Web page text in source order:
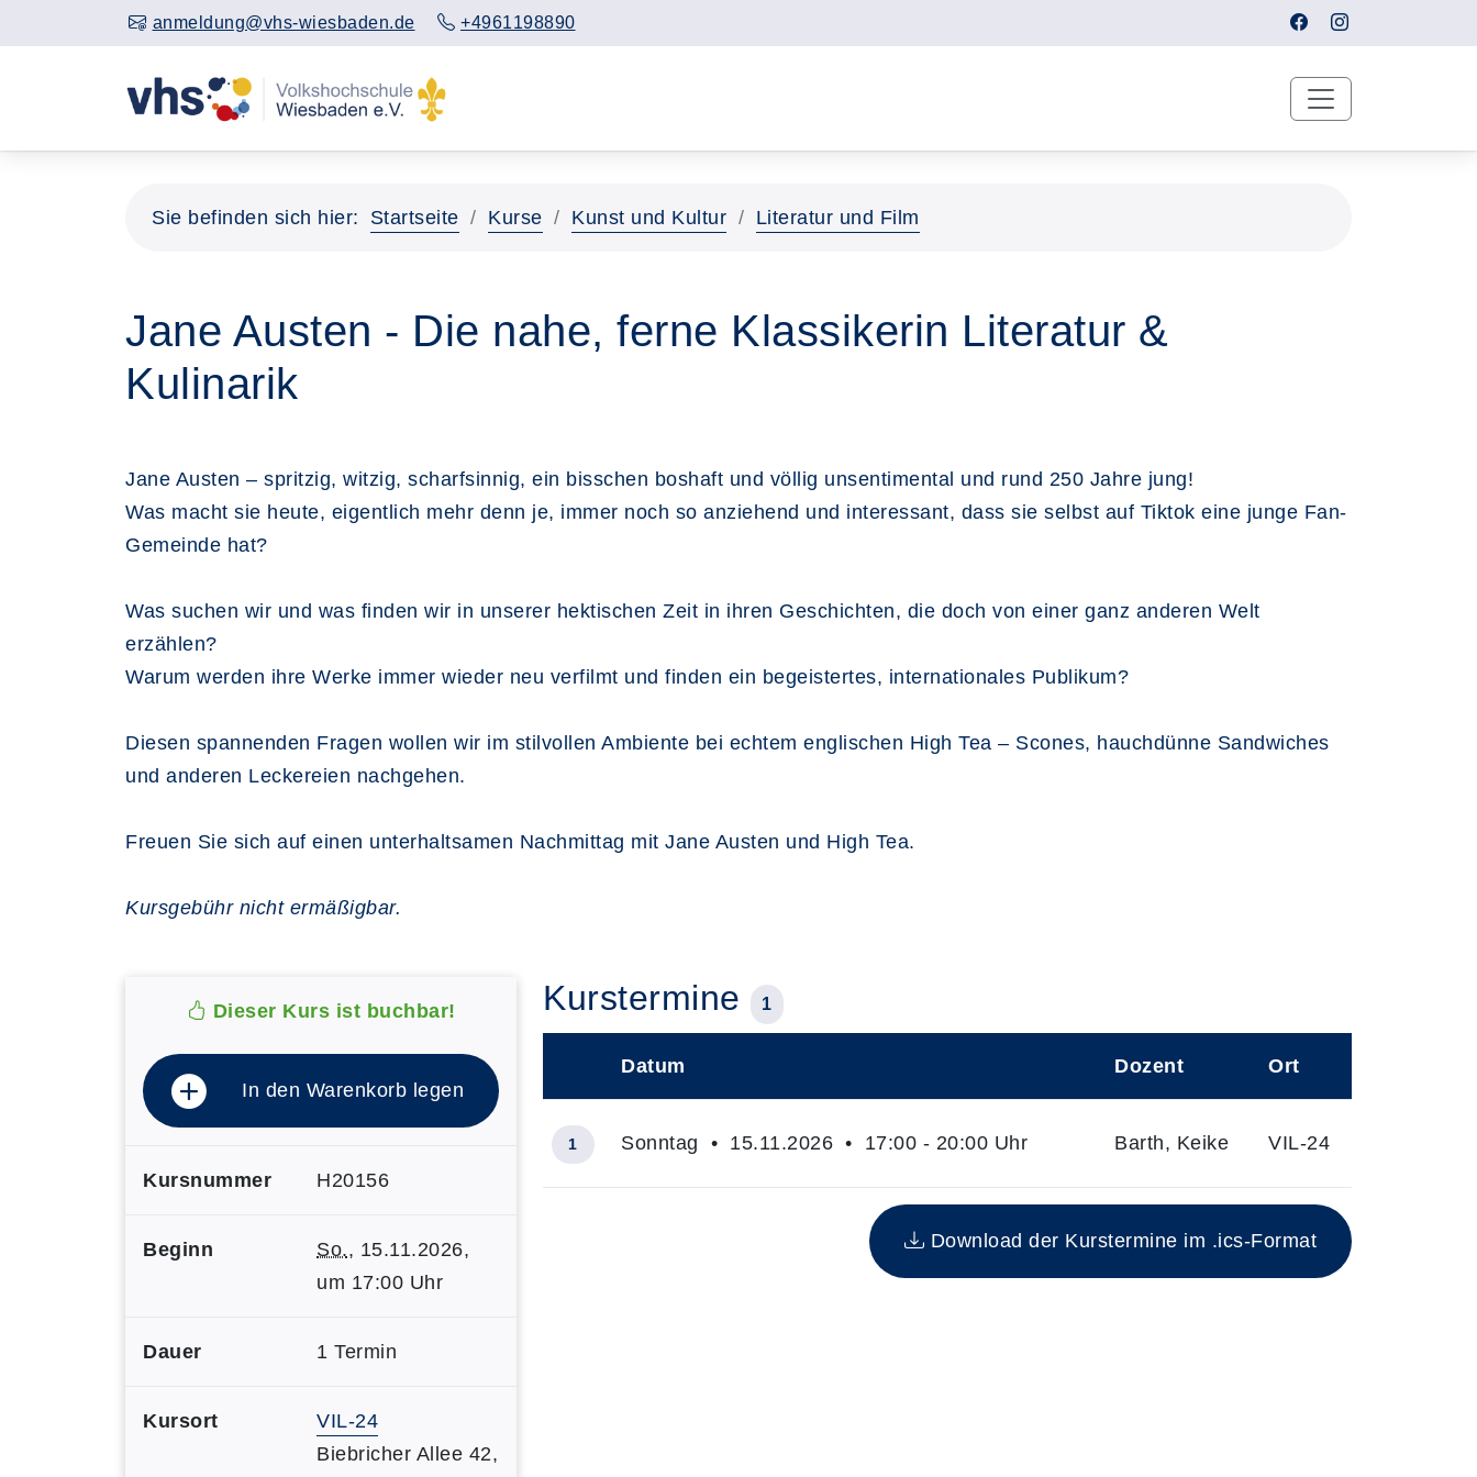
anmeldung@vhs-wiesbaden.de +4961198890
Sie befinden sich hier: Startseite Kurse Kunst und Kultur Literatur und Film
Jane Austen - Die nahe, ferne Klassikerin Literatur &
Kulinarik
Jane Austen – spritzig, witzig, scharfsinnig, ein bisschen boshaft und völlig unsentimental und rund 250 Jahre jung!
Was macht sie heute, eigentlich mehr denn je, immer noch so anziehend und interessant, dass sie selbst auf Tiktok eine junge Fan-
Gemeinde hat?
Was suchen wir und was finden wir in unserer hektischen Zeit in ihren Geschichten, die doch von einer ganz anderen Welt
erzählen?
Warum werden ihre Werke immer wieder neu verfilmt und finden ein begeistertes, internationales Publikum?
Diesen spannenden Fragen wollen wir im stilvollen Ambiente bei echtem englischen High Tea – Scones, hauchdünne Sandwiches
und anderen Leckereien nachgehen.
Freuen Sie sich auf einen unterhaltsamen Nachmittag mit Jane Austen und High Tea.
Kursgebühr nicht ermäßigbar.
Dieser Kurs ist buchbar!
In den Warenkorb legen
Kursnummer H20156
Beginn So., 15.11.2026,
um 17:00 Uhr
Dauer 1 Termin
Kursort
VIL-24
Biebricher Allee 42,
Kurstermine 1
Insgesamt gibt es 1 Termine zum diesen Kurs
Datum Dozent Ort
1 Sonntag • 15.11.2026 • 17:00 - 20:00 Uhr Barth, Keike VIL-24
Download der Kurstermine im .ics-Format